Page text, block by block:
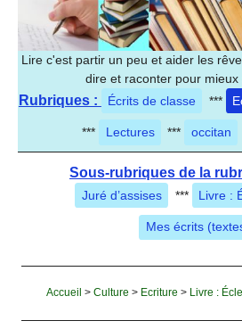
Lire c'est partir un peu et aider les
dire et raconter pour mieux
Rubriques : Écrits de classe ***
*** Lectures *** occitan
Sous-rubriques de la
Juré d’assises *** Livre :
Mes écrits
Accueil > Culture > Ecriture > Livre :